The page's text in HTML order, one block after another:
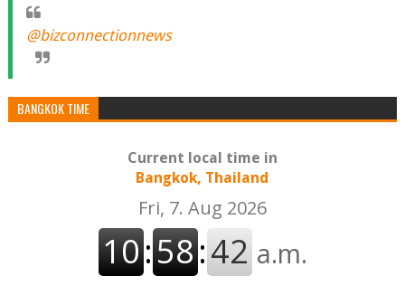
@bizconnectionnews
BANGKOK TIME
Current local time in
Bangkok, Thailand